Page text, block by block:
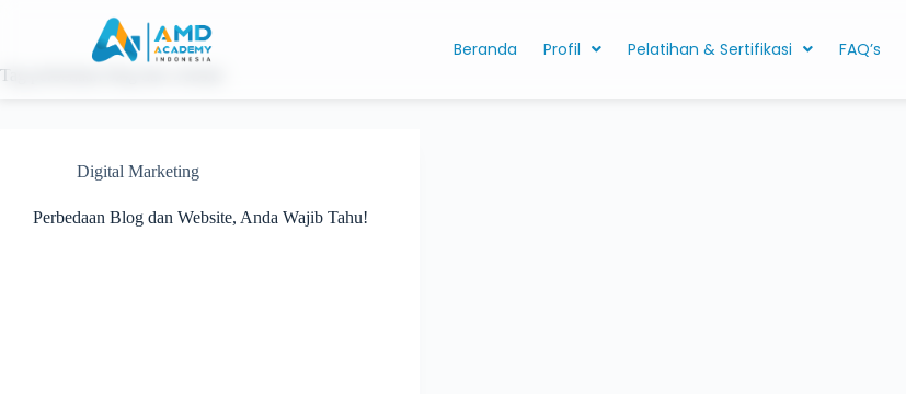
Beranda Profil Pelatihan & Sertifikasi FAQ’s
Tag
Digital Marketing
Perbedaan Blog dan Website, Anda Wajib Tahu!